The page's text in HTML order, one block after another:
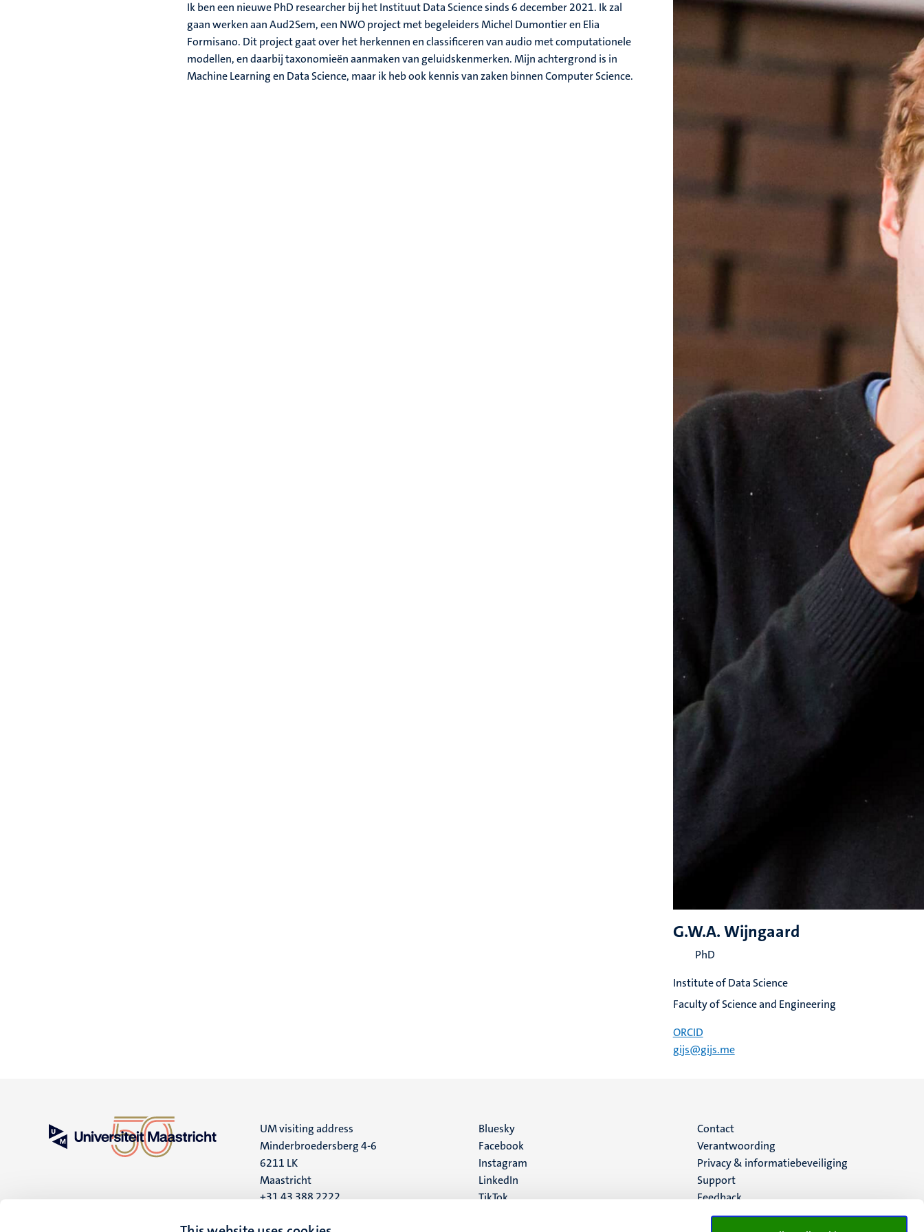
Ik ben een nieuwe PhD researcher bij het Instituut Data Science sinds 6 december 2021. Ik zal
gaan werken aan Aud2Sem, een NWO project met begeleiders Michel Dumontier en Elia
Formisano. Dit project gaat over het herkennen en classificeren van audio met computationele
modellen, en daarbij taxonomieën aanmaken van geluidskenmerken. Mijn achtergrond is in
Machine Learning en Data Science, maar ik heb ook kennis van zaken binnen Computer Science.
G.W.A. Wijngaard
PhD
Institute of Data Science
Faculty of Science and Engineering
ORCID
gijs@gijs.me
UM visiting address
Minderbroedersberg 4-6
6211 LK
Maastricht
+31 43 388 2222
UM postal address
Social
media
Bluesky
Facebook
Instagram
LinkedIn
TikTok
Menu
footer
(NL)
Contact
Verantwoording
Privacy & informatiebeveiliging
Support
Feedback